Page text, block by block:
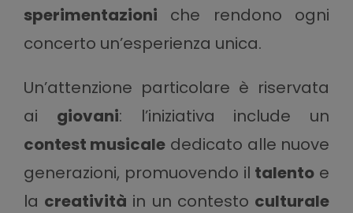
sperimentazioni che rendono ogni
concerto un’esperienza unica.
Un’attenzione particolare è riservata
ai giovani: l’iniziativa include un
contest musicale dedicato alle nuove
generazioni, promuovendo il talento e
la creatività in un contesto culturale